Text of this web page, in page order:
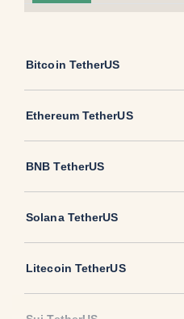
Bitcoin TetherUS
Ethereum TetherUS
BNB TetherUS
Solana TetherUS
Litecoin TetherUS